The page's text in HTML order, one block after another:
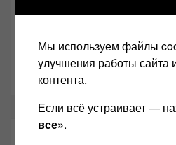
Контакт
Одноклассники
Youtube
Мы используем файлы
улучшения работы сайта
контента.
Если всё устраивает —
все».